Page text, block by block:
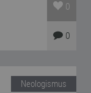
0
0
Neologismus